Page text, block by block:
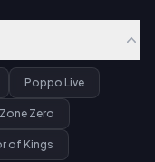
Poppo Live
Zero
of Kings